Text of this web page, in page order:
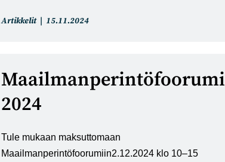
Artikkelin
Artikkelit
Artikkeli
15.11.2024
Maailmanperintöfoorumi
2024
Tule mukaan maksuttomaan
Maailmanperintöfoorumiin2.12.2024 klo 10–15